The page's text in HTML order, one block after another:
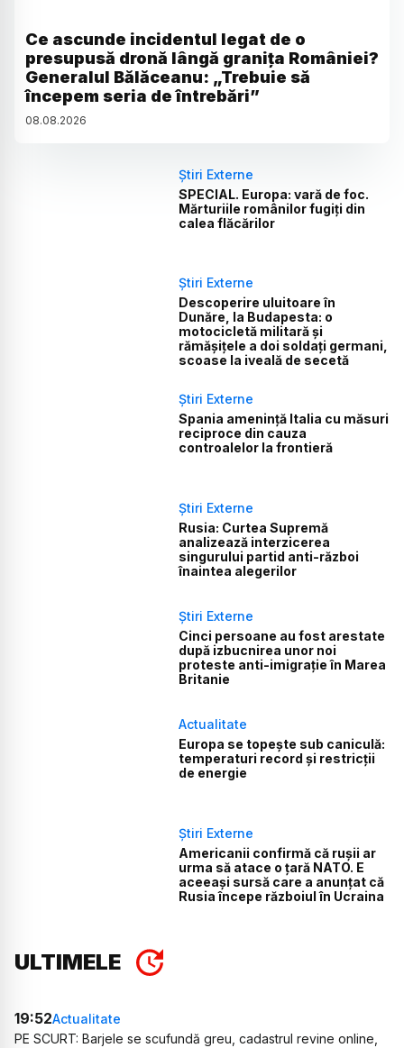
Ce ascunde incidentul legat de o
presupusă dronă lângă granița României?
Generalul Bălăceanu: „Trebuie să
începem seria de întrebări”
08.08.2026
Știri Externe
SPECIAL. Europa: vară de foc.
Mărturiile românilor fugiți din
calea flăcărilor
Știri Externe
Descoperire uluitoare în
Dunăre, la Budapesta: o
motocicletă militară și
rămășițele a doi soldați germani,
scoase la iveală de secetă
Știri Externe
Spania amenință Italia cu măsuri
reciproce din cauza
controalelor la frontieră
Știri Externe
Rusia: Curtea Supremă
analizează interzicerea
singurului partid anti-război
înaintea alegerilor
Știri Externe
Cinci persoane au fost arestate
după izbucnirea unor noi
proteste anti-imigrație în Marea
Britanie
Actualitate
Europa se topește sub caniculă:
temperaturi record și restricții
de energie
Știri Externe
Americanii confirmă că rușii ar
urma să atace o țară NATO. E
aceeași sursă care a anunțat că
Rusia începe războiul în Ucraina
ULTIMELE
19:52Actualitate
PE SCURT: Barjele se scufundă greu, cadastrul revine online,